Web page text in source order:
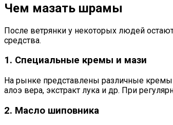
Чем мазать шрамы
После ветрянки у некоторых людей
средства.
1. Специальные кремы и мази
На рынке представлены различные
алоэ вера, экстракт лука и др. При
2. Масло шиповника